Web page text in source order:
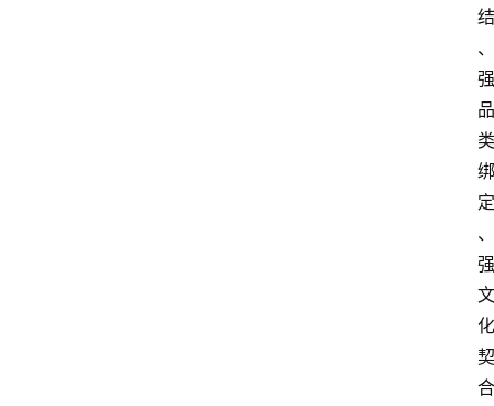
结
、
强
品
类
绑
定
、
强
文
化
契
合